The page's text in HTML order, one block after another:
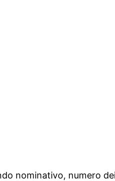
nominativo, numero